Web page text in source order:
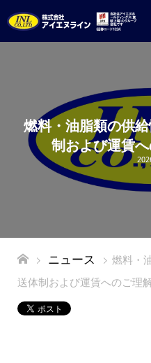
燃料・油脂類の供
制および運賃
ニュース
燃料・
送体制および運賃へのご理